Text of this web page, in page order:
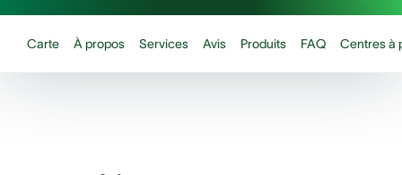
Carte À propos Services Avis Produits FAQ Centres à